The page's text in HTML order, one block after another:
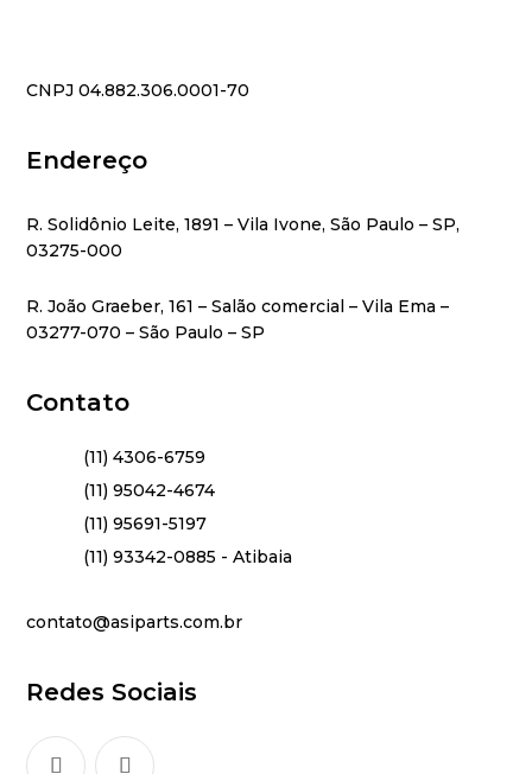
CNPJ 04.882.306.0001-70
Endereço
R. Solidônio Leite, 1891 – Vila Ivone, São Paulo – SP,
03275-000
R. João Graeber, 161 – Salão comercial – Vila Ema –
03277-070 – São Paulo – SP
Contato
(11) 4306-6759
(11) 95042-4674
(11) 95691-5197
(11) 93342-0885 - Atibaia
contato@asiparts.com.br
Redes Sociais